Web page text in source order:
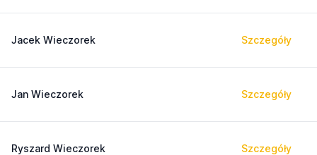
Jacek Wieczorek Szczegóły
Jan Wieczorek Szczegóły
Ryszard Wieczorek Szczegóły